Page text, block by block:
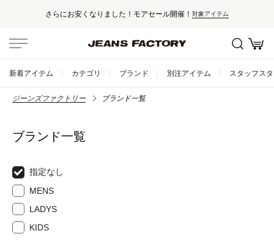
さらにお安くなりました！モアセール開催！ 対象アイテム
新着アイテム カテゴリ ブランド 別注アイテム スタッフス
ジーンズファクトリー ブランド一覧
ブランド一覧
指定なし
MENS
LADYS
KIDS